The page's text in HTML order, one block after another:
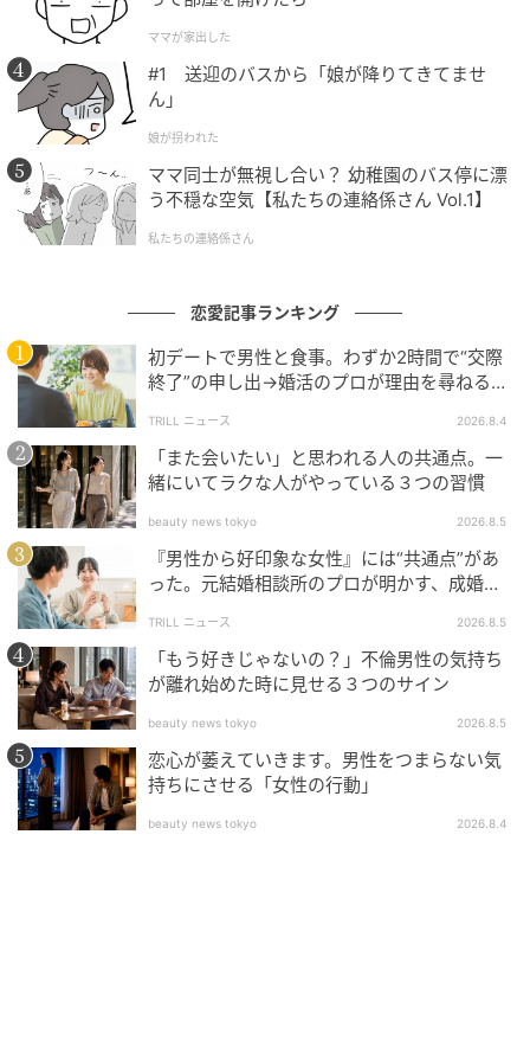
ママが家出した
#1 送迎のバスから「娘が降りてきてませ
ん」
娘が拐われた
ママ同士が無視し合い？ 幼稚園のバス停に漂
う不穏な空気【私たちの連絡係さん Vol.1】
私たちの連絡係さん
恋愛記事ランキング
初デートで男性と食事。わずか2時間で“交際
終了”の申し出→婚活のプロが理由を尋ねる
TRILL ニュース 2026.8.4
「また会いたい」と思われる人の共通点。一
緒にいてラクな人がやっている３つの習慣
beauty news tokyo 2026.8.5
『男性から好印象な女性』には“共通点”があ
った。元結婚相談所のプロが明かす、成婚し
TRILL ニュース 2026.8.5
「もう好きじゃないの？」不倫男性の気持ち
が離れ始めた時に見せる３つのサイン
beauty news tokyo 2026.8.5
恋心が萎えていきます。男性をつまらない気
持ちにさせる「女性の行動」
beauty news tokyo 2026.8.4